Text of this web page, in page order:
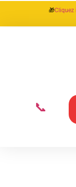
🎁Cliquez
📞